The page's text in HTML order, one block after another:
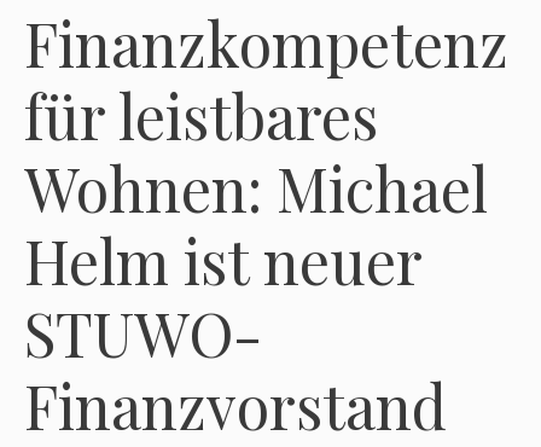
Finanzkompetenz
für leistbares
Wohnen: Michael
Helm ist neuer
STUWO-
Finanzvorstand